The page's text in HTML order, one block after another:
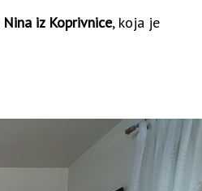
Nina iz Koprivnice, koja je